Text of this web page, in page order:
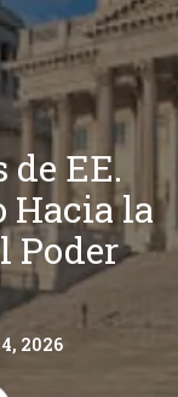
de EE.
Hacia la
Poder
2026